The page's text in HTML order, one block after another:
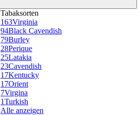
Tabaksorten
163Virginia
94Black Cavendish
79Burley
28Perique
25Latakia
23Cavendish
17Kentucky
17Orient
7Virgina
1Turkish
Alle anzeigen